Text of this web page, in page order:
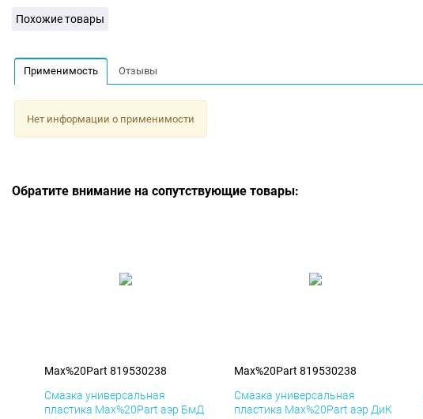
Похожие товары
Применимость Отзывы
Нет информации о применимости
Обратите внимание на сопутствующие товары:
Max%20Part 819530238
Смазка универсальная
пластика Max%20Part аэр БмД
Max%20Part 819530238
Смазка универсальная
пластика Max%20Part аэр ДиК